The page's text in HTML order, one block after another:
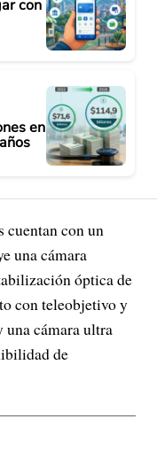
con
en
cuentan con un
una cámara
óptica de
con teleobjetivo y
una cámara ultra
de